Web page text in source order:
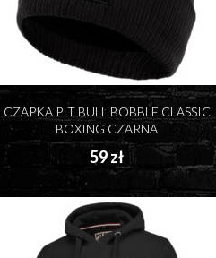
CZAPKA PIT BULL BOBBLE CLASSIC
BOXING CZARNA
59 zł